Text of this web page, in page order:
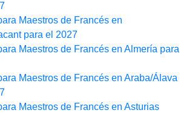
Maestros de Francés en
para el 2027
Maestros de Francés en Almería para
Maestros de Francés en Araba/Álava
Maestros de Francés en Asturias